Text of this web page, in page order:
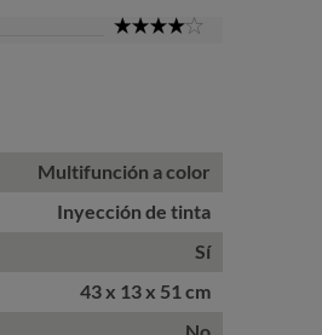
Multifunción a color
Inyección de tinta
Sí
43 x 13 x 51 cm